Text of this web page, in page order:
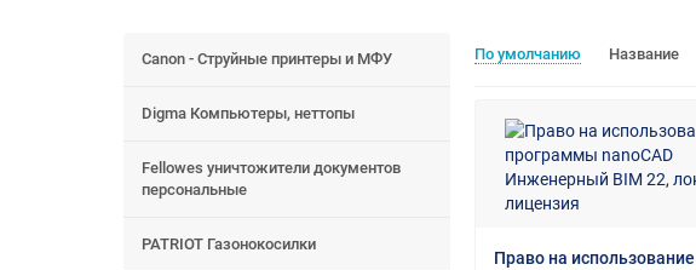
Canon - Струйные принтеры и МФУ
Digma Компьютеры, неттопы
Fellowes уничтожители документов
персональные
PATRIOT Газонокосилки
По умолчанию Название
Право на использование